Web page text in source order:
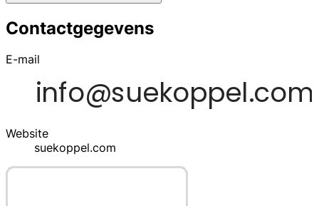
Contactgegevens
E-mail
Website
suekoppel.com